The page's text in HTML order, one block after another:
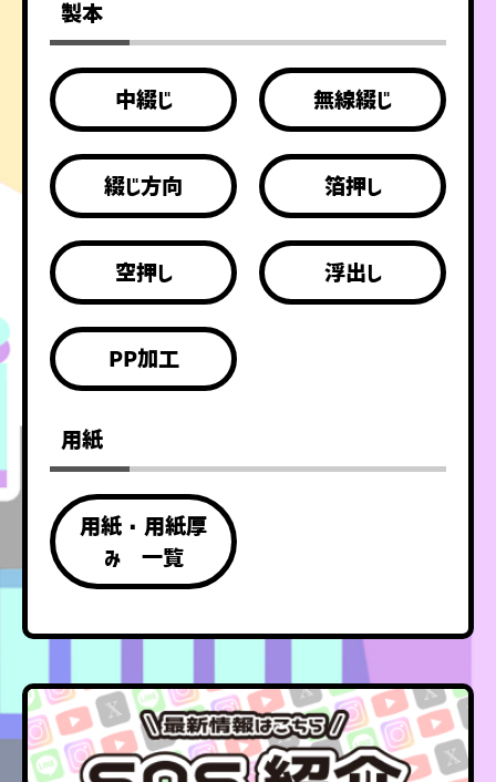
製本
中綴じ 無線綴じ
綴じ方向 箔押し
空押し 浮出し
PP加工
用紙
用紙・用紙厚
み 一覧